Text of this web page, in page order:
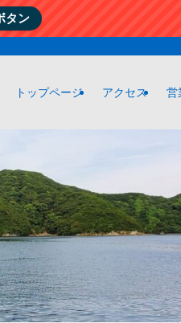
タン
トップページ アクセス 営